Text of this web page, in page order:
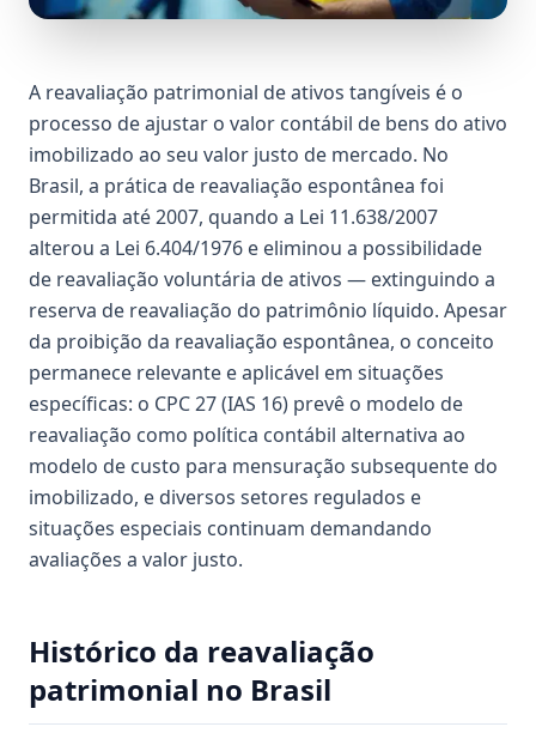
A reavaliação patrimonial de ativos tangíveis é o
processo de ajustar o valor contábil de bens do ativo
imobilizado ao seu valor justo de mercado. No
Brasil, a prática de reavaliação espontânea foi
permitida até 2007, quando a Lei 11.638/2007
alterou a Lei 6.404/1976 e eliminou a possibilidade
de reavaliação voluntária de ativos — extinguindo a
reserva de reavaliação do patrimônio líquido. Apesar
da proibição da reavaliação espontânea, o conceito
permanece relevante e aplicável em situações
específicas: o CPC 27 (IAS 16) prevê o modelo de
reavaliação como política contábil alternativa ao
modelo de custo para mensuração subsequente do
imobilizado, e diversos setores regulados e
situações especiais continuam demandando
avaliações a valor justo.
Histórico da reavaliação
patrimonial no Brasil